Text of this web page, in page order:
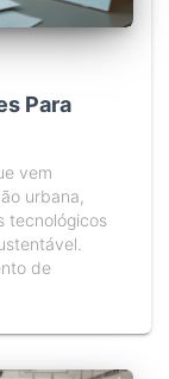
Para
vem
urbana,
tecnológicos
de